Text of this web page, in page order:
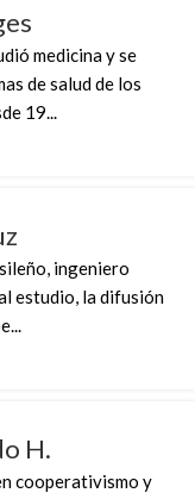
medicina y se
de salud de los
19...
ingeniero
estudio, la difusión
H.
cooperativismo y